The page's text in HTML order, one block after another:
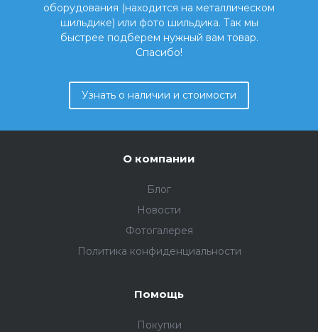
оборудования (находится на металлическом
шильдике) или фото шильдика. Так мы
быстрее подберем нужный вам товар.
Спасибо!
Узнать о наличии и стоимости
О компании
Блог
Новости
Фотогалерея
Политика конфиденциальности
Помощь
Покупки